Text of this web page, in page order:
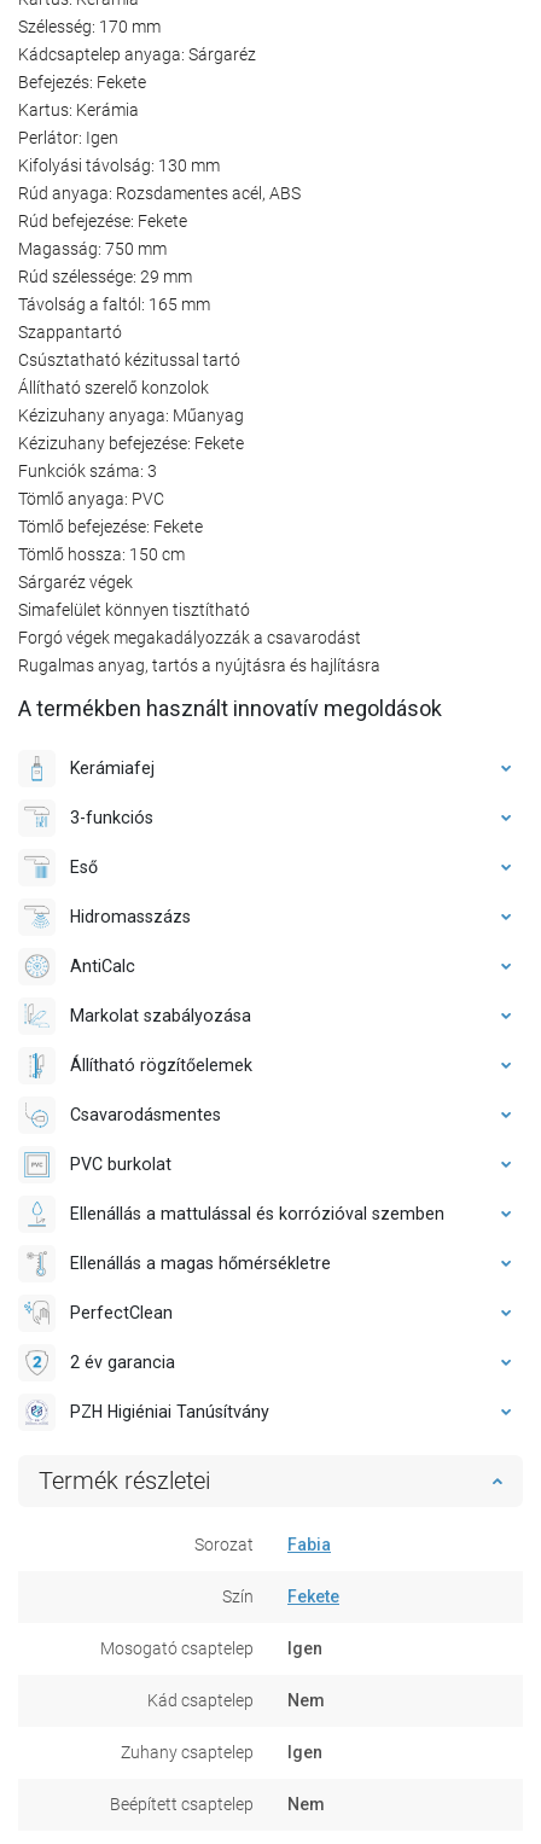
Szélesség: 170 mm
Kádcsaptelep anyaga: Sárgaréz
Befejezés: Fekete
Kartus: Kerámia
Perlátor: Igen
Kifolyási távolság: 130 mm
Rúd anyaga: Rozsdamentes acél, ABS
Rúd befejezése: Fekete
Magasság: 750 mm
Rúd szélessége: 29 mm
Távolság a faltól: 165 mm
Szappantartó
Csúsztatható kézitussal tartó
Állítható szerelő konzolok
Kézizuhany anyaga: Műanyag
Kézizuhany befejezése: Fekete
Funkciók száma: 3
Tömlő anyaga: PVC
Tömlő befejezése: Fekete
Tömlő hossza: 150 cm
Sárgaréz végek
Simafelület könnyen tisztítható
Forgó végek megakadályozzák a csavarodást
Rugalmas anyag, tartós a nyújtásra és hajlításra
A termékben használt innovatív megoldások
Kerámiafej
3-funkciós
Eső
Hidromasszázs
AntiCalc
Markolat szabályozása
Állítható rögzítőelemek
Csavarodásmentes
PVC burkolat
Ellenállás a mattulással és korrózióval szemben
Ellenállás a magas hőmérsékletre
PerfectClean
2 év garancia
PZH Higiéniai Tanúsítvány
Termék részletei
Sorozat Fabia
Szín Fekete
Mosogató csaptelep Igen
Kád csaptelep Nem
Zuhany csaptelep Igen
Beépített csaptelep Nem